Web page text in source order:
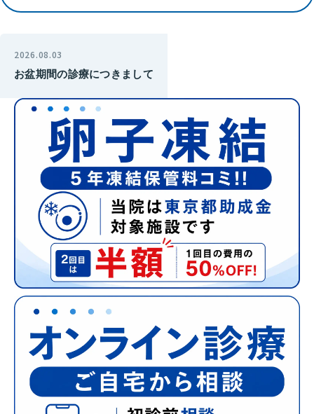
2026.08.03
お盆期間の診療につきまして